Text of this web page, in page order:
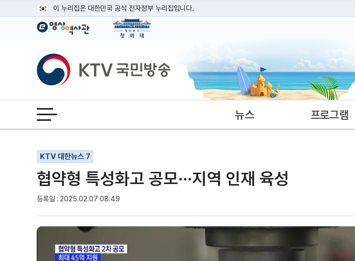
이 누리집은 대한민국 공식 전자정부 누리집입니다.
공식 누리집 주소 확인하기
이밖에 or.kr 또는 .kr등 다른 도메인 주소를 사용하고 있다면 아래 URL에서 도메인 주소를 확인해 보세요
운영중인 공식 누리집보기
KTV국민방송
전체메뉴 열기 뉴스 프로그램
KTV 대한뉴스 7
협약형 특성화고 공모···지역 인재 육성
등록일 : 2025.02.07 08:49
기사인쇄
글자확대
글자축소